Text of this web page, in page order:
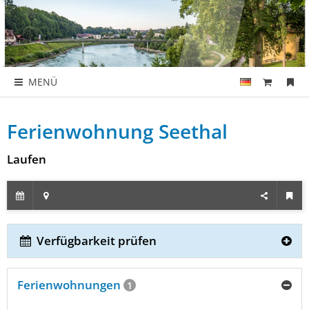
MENÜ
Ferienwohnung Seethal
Laufen
Verfügbarkeit prüfen
Ferienwohnungen 1